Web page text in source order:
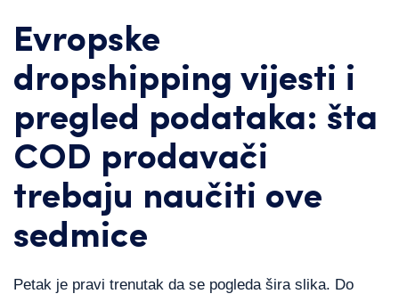
Evropske
dropshipping vijesti i
pregled podataka: šta
COD prodavači
trebaju naučiti ove
sedmice
Petak je pravi trenutak da se pogleda šira slika. Do